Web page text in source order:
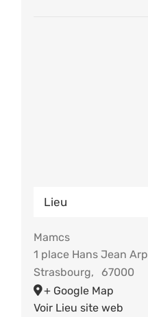
Lieu
Mamcs
1 place Hans Jean Arp
Strasbourg,
67000
+ Google Map
Voir Lieu site web